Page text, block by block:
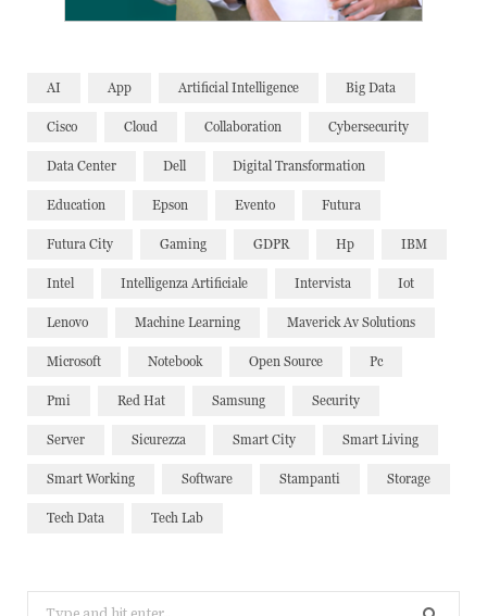
AI App Artificial Intelligence Big Data
Cisco Cloud Collaboration Cybersecurity
Data Center Dell Digital Transformation
Education Epson Evento Futura
Futura City Gaming GDPR Hp IBM
Intel Intelligenza Artificiale Intervista Iot
Lenovo Machine Learning Maverick Av Solutions
Microsoft Notebook Open Source Pc
Pmi Red Hat Samsung Security
Server Sicurezza Smart City Smart Living
Smart Working Software Stampanti Storage
Tech Data Tech Lab
Search